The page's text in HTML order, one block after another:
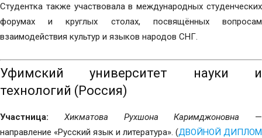
Студентка также участвовала в международных студенческих
форумах и круглых столах, посвящённых вопросам
взаимодействия культур и языков народов СНГ.
Уфимский университет науки и
технологий (Россия)
Участница: Хикматова Рухшона Каримджоновна —
направление «Русский язык и литература». (ДВОЙНОЙ ДИПЛОМ